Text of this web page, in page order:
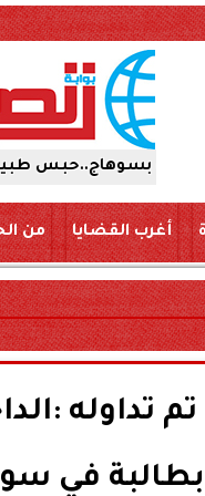
أدوية 15 يومًا على ذمة التحقيقات
أغرب القضايا من
تداوله
في